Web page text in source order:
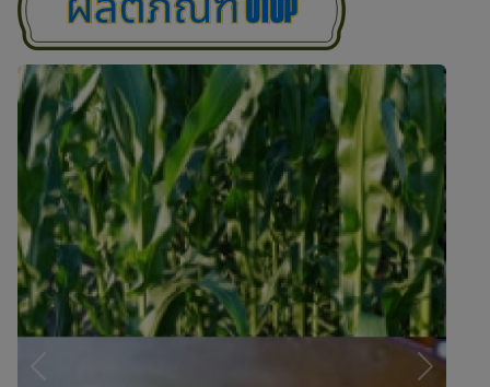
Next